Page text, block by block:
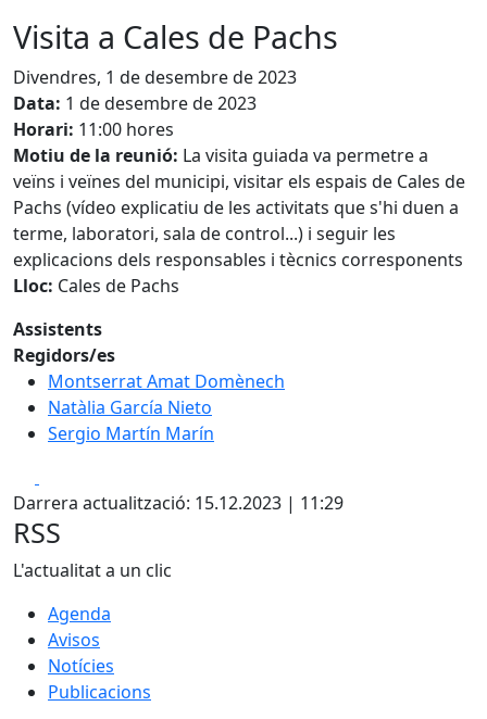
Visita a Cales de Pachs
Divendres, 1 de desembre de 2023
Data: 1 de desembre de 2023
Horari: 11:00 hores
Motiu de la reunió: La visita guiada va permetre a
veïns i veïnes del municipi, visitar els espais de Cales de
Pachs (vídeo explicatiu de les activitats que s'hi duen a
terme, laboratori, sala de control...) i seguir les
explicacions dels responsables i tècnics corresponents
Lloc: Cales de Pachs
Assistents
Regidors/es
Montserrat Amat Domènech
Natàlia García Nieto
Sergio Martín Marín
Darrera actualització: 15.12.2023 | 11:29
RSS
L'actualitat a un clic
Agenda
Avisos
Notícies
Publicacions